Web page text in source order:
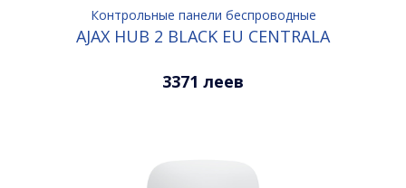
Контрольные панели беспроводные
AJAX HUB 2 BLACK EU CENTRALA
3371 леев